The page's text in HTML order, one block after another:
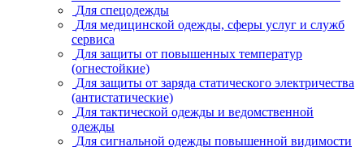
Для спецодежды
Для медицинской одежды, сферы услуг и служб
сервиса
Для защиты от повышенных температур
(огнестойкие)
Для защиты от заряда статического электричества
(антистатические)
Для тактической одежды и ведомственной
одежды
Для сигнальной одежды повышенной видимости